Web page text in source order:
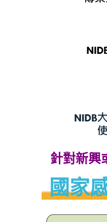
針對新興
國家